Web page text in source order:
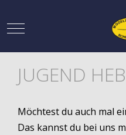
Mobile Menu Toggle
JUGEND
Möchtest du auch mal
Das kannst du bei uns